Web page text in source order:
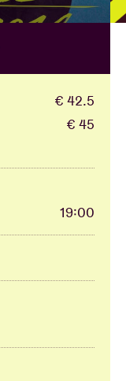
€ 42.5
€ 45
19:00